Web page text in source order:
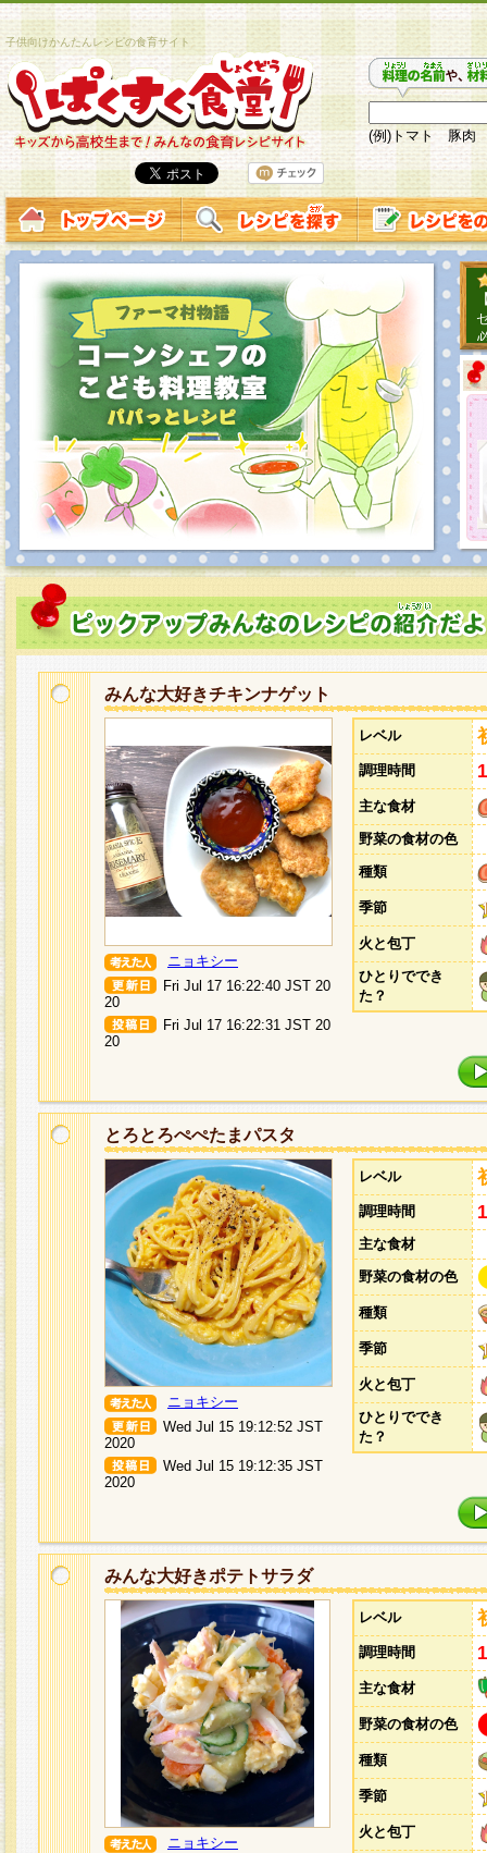
子供向けかんたんレシピの食育サイト
(例)トマト 豚肉
みんな大好きチキンナゲット
ニョキシー
Fri Jul 17 16:22:40 JST 20
20
Fri Jul 17 16:22:31 JST 20
20
レベル
調理時間
主な食材
野菜の食材の色
種類
季節
火と包丁
ひとりででき
た？
とろとろぺぺたまパスタ
ニョキシー
Wed Jul 15 19:12:52 JST
2020
Wed Jul 15 19:12:35 JST
2020
レベル
調理時間
主な食材
野菜の食材の色
種類
季節
火と包丁
ひとりででき
た？
みんな大好きポテトサラダ
ニョキシー
レベル
調理時間
主な食材
野菜の食材の色
種類
季節
火と包丁